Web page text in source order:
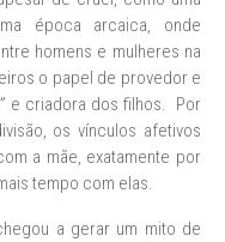
época arcaica, onde
homens e mulheres na
o papel de provedor e
e criadora dos filhos. Por
os vínculos afetivos
a mãe, exatamente por
tempo com elas.
a gerar um mito de